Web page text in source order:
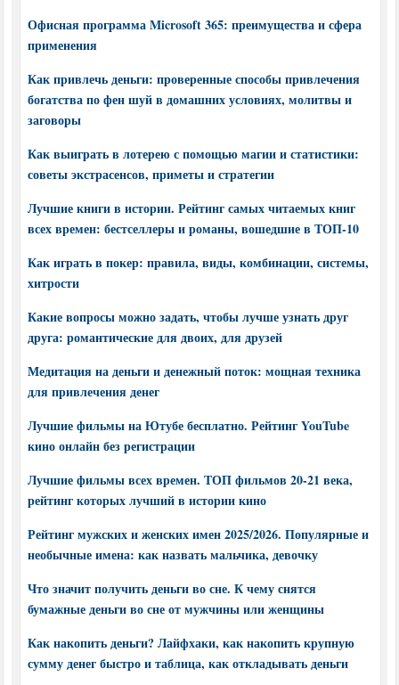
Офисная программа Microsoft 365: преимущества и сфера
применения
Как привлечь деньги: проверенные способы привлечения
богатства по фен шуй в домашних условиях, молитвы и
заговоры
Как выиграть в лотерею с помощью магии и статистики:
советы экстрасенсов, приметы и стратегии
Лучшие книги в истории. Рейтинг самых читаемых книг
всех времен: бестселлеры и романы, вошедшие в ТОП-10
Как играть в покер: правила, виды, комбинации, системы,
хитрости
Какие вопросы можно задать, чтобы лучше узнать друг
друга: романтические для двоих, для друзей
Медитация на деньги и денежный поток: мощная техника
для привлечения денег
Лучшие фильмы на Ютубе бесплатно. Рейтинг YouTube
кино онлайн без регистрации
Лучшие фильмы всех времен. ТОП фильмов 20-21 века,
рейтинг которых лучший в истории кино
Рейтинг мужских и женских имен 2025/2026. Популярные и
необычные имена: как назвать мальчика, девочку
Что значит получить деньги во сне. К чему снятся
бумажные деньги во сне от мужчины или женщины
Как накопить деньги? Лайфхаки, как накопить крупную
сумму денег быстро и таблица, как откладывать деньги